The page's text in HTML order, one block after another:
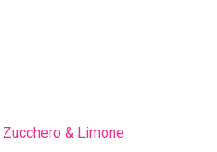
Zucchero & Limone